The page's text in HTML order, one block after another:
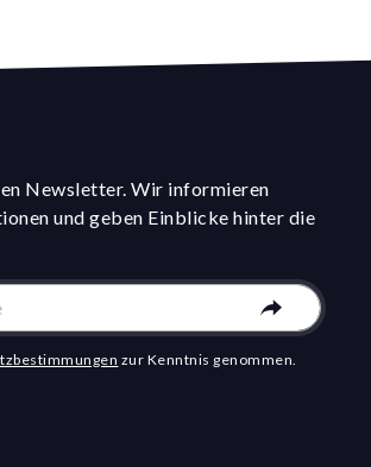
Newsletter. Wir informieren
und geben Einblicke hinter die
zur Kenntnis genommen.